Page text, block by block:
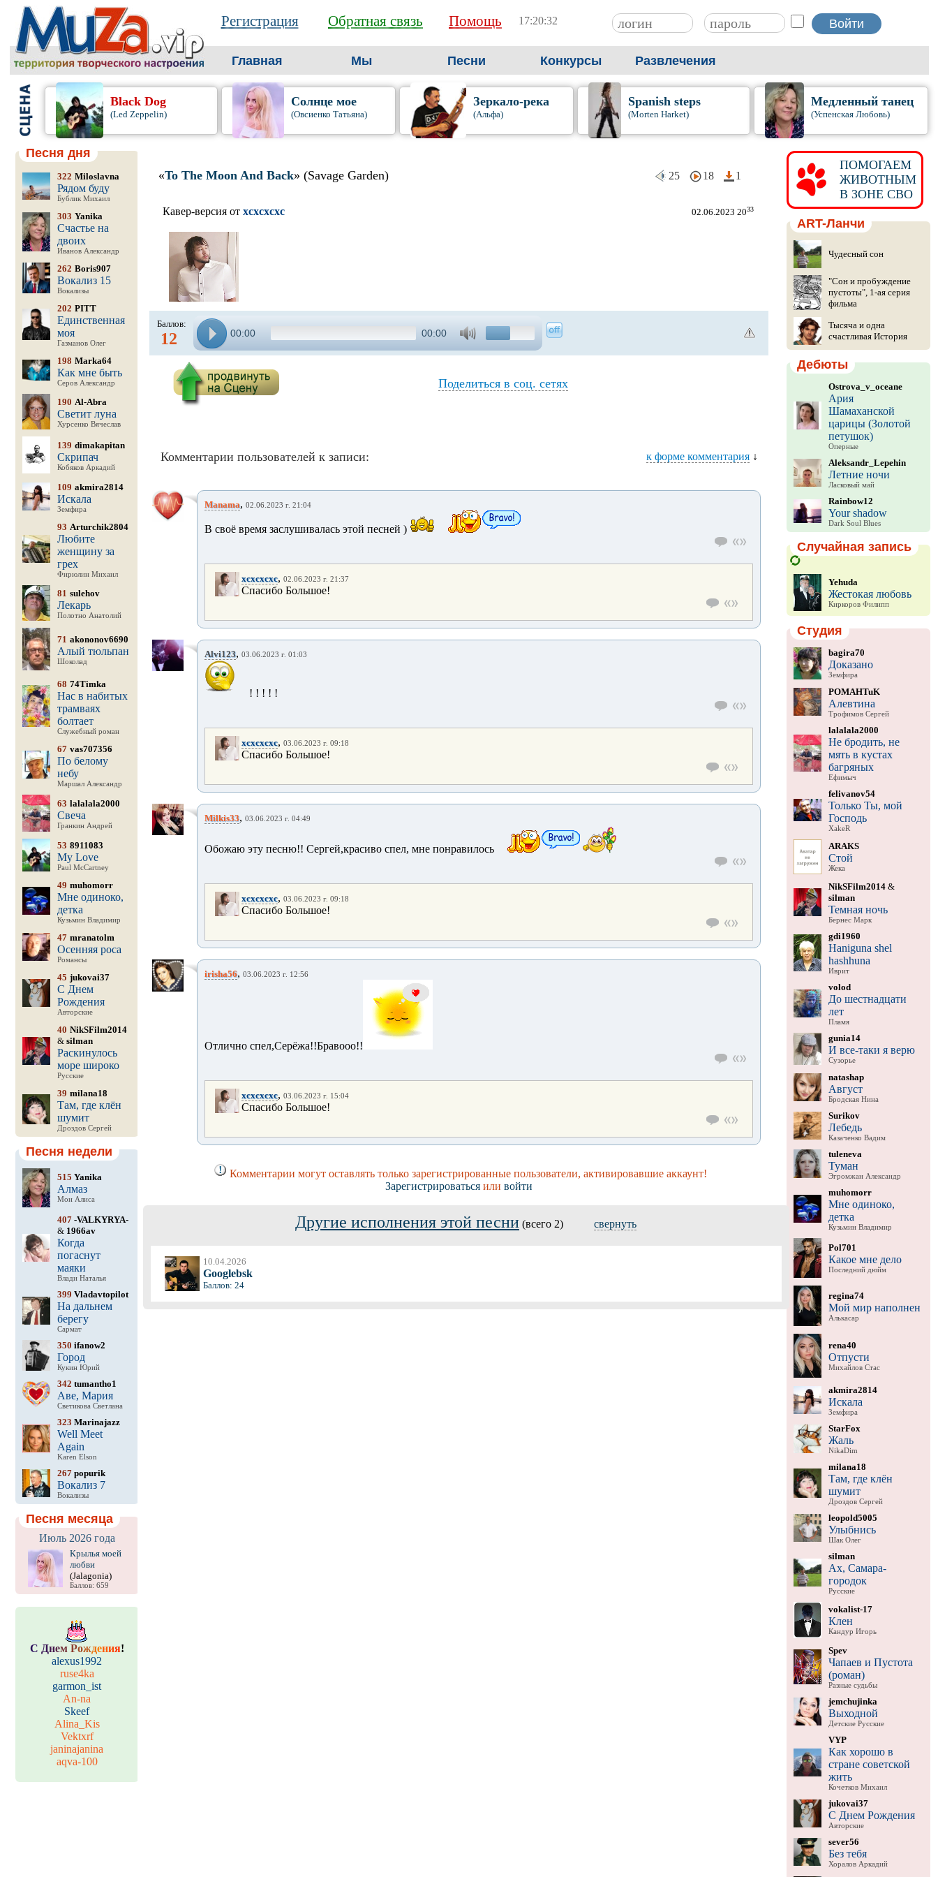
Регистрация Обратная связь Помощь 17:20:33
Главная Мы Песни Конкурсы Развлечения
Black Dog
(Led Zeppelin)
Солнце мое
(Овсиенко Татьяна)
Зеркало-река
(Альфа)
Spanish steps
(Morten Harket)
Медленный танец
(Успенская Любовь)
Песня дня
322 Miloslavna
Рядом буду
Бублик Михаил
303 Yanika
Счастье на
двоих
Иванов Александр
262 Boris907
Вокализ 15
Вокализы
202 PITT
Единственная
моя
Газманов Олег
198 Marka64
Как мне быть
Серов Александр
190 Al-Abra
Светит луна
Хурсенко Вячеслав
139 dimakapitan
Скрипач
Кобяков Аркадий
109 akmira2814
Искала
Земфира
93 Arturchik2804
Любите
женщину за
грех
Фирюлин Михаил
81 sulehov
Лекарь
Полотно Анатолий
71 akononov6690
Алый тюльпан
Шоколад
68 74Timka
Нас в набитых
трамваях
болтает
Служебный роман
67 vas707356
По белому
небу
Маршал Александр
63 lalalala2000
Свеча
Гранкин Андрей
53 8911083
My Love
Paul McCartney
49 muhomorr
Мне одиноко,
детка
Кузьмин Владимир
47 mranatolm
Осенняя роса
Романсы
45 jukovai37
С Днем
Рождения
Авторские
40 NikSFilm2014
& silman
Раскинулось
море широко
Русские
39 milana18
Там, где клён
шумит
Дроздов Сергей
Песня недели
515 Yanika
Алмаз
Мон Алиса
407-VALKYRYA-
& 1966av
Когда
погаснут
маяки
Влади Наталья
399 Vladavtopilot
На дальнем
берегу
Сармат
350 ifanow2
Город
Кукин Юрий
342 tumantho1
Аве, Мария
Светикова Светлана
323 Marinajazz
Well Meet
Again
Karen Elson
267popurik
Вокализ 7
Вокализы
Песня месяца
Июль 2026 года
Крылья моей
любви
(Jalagonia)
Баллов: 659
С Днем Рождения!
alexus1992
ruse4ka
garmon_ist
An-na
Skeef
Alina_Kis
Vektxrf
janinajanina
aqva-100
«To The Moon And Back» (Savage Garden) 25 18 1
Кавер-версия от xcxcxcxc 02.06.2023 2033
Баллов:
12 00:00 00:00
Поделиться в соц. сетях
Комментарии пользователей к записи: к форме комментария↓
Manama, 02.06.2023 г. 21:04
В своё время заслушивалась этой песней )
xcxcxcxc, 02.06.2023 г. 21:37
Спасибо Большое!
Alvi123, 03.06.2023 г. 01:03
! ! ! ! !
xcxcxcxc, 03.06.2023 г. 09:18
Спасибо Большое!
Milkis33, 03.06.2023 г. 04:49
Обожаю эту песню!! Сергей,красиво спел, мне понравилось
xcxcxcxc, 03.06.2023 г. 09:18
Спасибо Большое!
irisha56, 03.06.2023 г. 12:56
Отлично спел,Серёжа!!Бравооо!!
xcxcxcxc, 03.06.2023 г. 15:04
Спасибо Большое!
Комментарии могут оставлять только зарегистрированные пользователи, активировавшие аккаунт!
Зарегистрироваться или войти
Другие исполнения этой песни (всего 2) свернуть
10.04.2026
Googlebsk
Баллов: 24
ПОМОГАЕМ
ЖИВОТНЫМ
В ЗОНЕ СВО
ART-Ланчи
Чудесный сон
"Сон и пробуждение
пустоты", 1-ая серия
фильма
Тысяча и одна
счастливая История
Дебюты
Ostrova_v_oceane
Ария
Шамаханской
царицы (Золотой
петушок)
Оперные
Aleksandr_Lepehin
Летние ночи
Ласковый май
Rainbow12
Your shadow
Dark Soul Blues
Случайная запись
Yehuda
Жестокая любовь
Киркоров Филипп
Студия
bagira70
Доказано
Земфира
POMAHTuK
Алевтина
Трофимов Сергей
lalalala2000
Не бродить, не
мять в кустах
багряных
Ефимыч
felivanov54
Только Ты, мой
Господь
XakeR
ARAKS
Стой
Жека
NikSFilm2014&
silman
Темная ночь
Бернес Марк
gdi1960
Haniguna shel
hashhuna
Иврит
volod
До шестнадцати
лет
Пламя
gunia14
И все-таки я верю
Сузорье
natashap
Август
Бродская Нина
Surikov
Лебедь
Казаченко Вадим
tuleneva
Туман
Эгромжан Александр
muhomorr
Мне одиноко,
детка
Кузьмин Владимир
Pol701
Какое мне дело
Последний дюйм
regina74
Мой мир наполнен
Алькасар
rena40
Отпусти
Михайлов Стас
akmira2814
Искала
Земфира
StarFox
Жаль
NikaDim
milana18
Там, где клён
шумит
Дроздов Сергей
leopold5005
Улыбнись
Шак Олег
silman
Ах, Самара-
городок
Русские
vokalist-17
Клен
Кандур Игорь
Spev
Чапаев и Пустота
(роман)
Разные судьбы
jemchujinka
Выходной
Детские Русские
VYP
Как хорошо в
стране советской
жить
Кочетков Михаил
jukovai37
С Днем Рождения
Авторские
sever56
Без тебя
Хоралов Аркадий